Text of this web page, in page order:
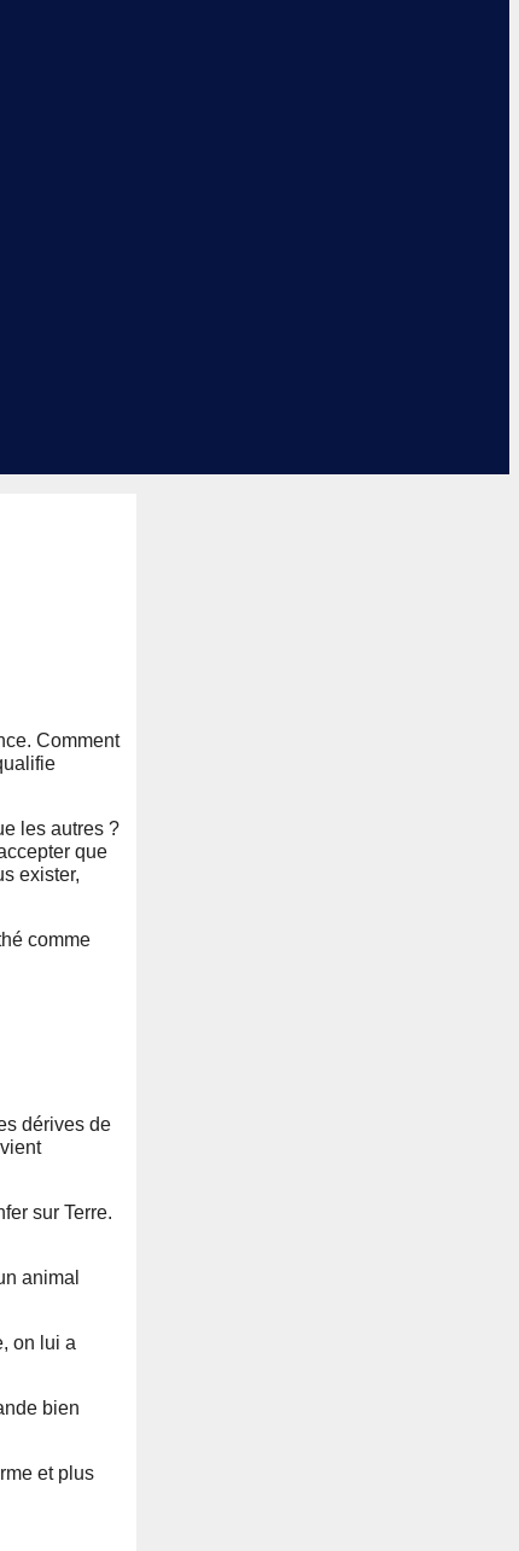
Comment
les autres ?
que
exister,
comme
dérives de
sur Terre.
animal
on lui a
bien
et plus